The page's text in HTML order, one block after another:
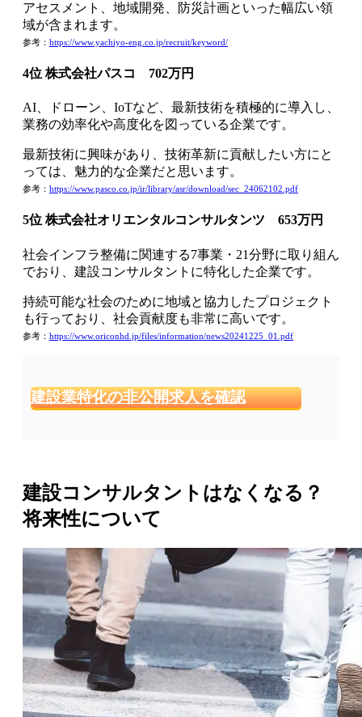
アセスメント、地域開発、防災計画といった幅広い領
域が含まれます。
参考： https://www.yachiyo-eng.co.jp/recruit/keyword/
4位 株式会社パスコ 702万円
AI、ドローン、IoTなど、最新技術を積極的に導入し、
業務の効率化や高度化を図っている企業です。
最新技術に興味があり、技術革新に貢献したい方にと
っては、魅力的な企業だと思います。
参考： https://www.pasco.co.jp/ir/library/asr/download/sec_24062102.pdf
5位 株式会社オリエンタルコンサルタンツ 653万円
社会インフラ整備に関連する7事業・21分野に取り組ん
でおり、建設コンサルタントに特化した企業です。
持続可能な社会のために地域と協力したプロジェクト
も行っており、社会貢献度も非常に高いです。
参考： https://www.oriconhd.jp/files/information/news20241225_01.pdf
建設業特化の非公開求人を確認
建設コンサルタントはなくなる？
将来性について